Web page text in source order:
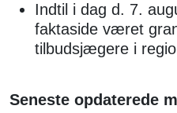
Indtil i dag d. 7.
faktaside været
tilbudsjægere i
Seneste opdaterede